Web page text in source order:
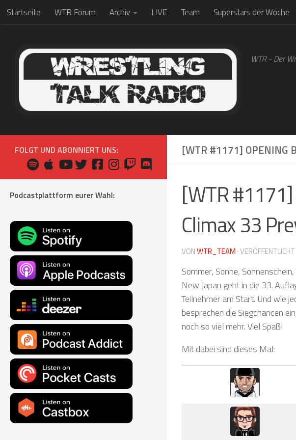
Zum Inhalt springen
Startseite WTR Forum Archiv LIVE Team Superstars der Woche
WTR - Der
[WTR #1171] OPENING
[WTR #1171]
Climax 33
VONWTR_TEAM · VERÖFFENTLICHT
Sommer, Sonne,
New Japan geht in die 33.
Teilnehmer am Start. Und wie
besprechen die Siegchancen
noch so viel mehr. Viel Spaß!
Mit dabei sind dieses Mal:
FOLGT UND ABONNIERT UNS:
Podcastplattform eurer Wahl: